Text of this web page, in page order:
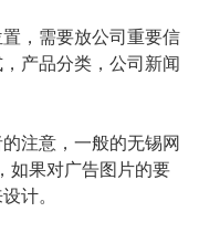
，需要放公司重要信
产品分类，公司新闻
注意，一般的无锡网
如果对广告图片的要
计。